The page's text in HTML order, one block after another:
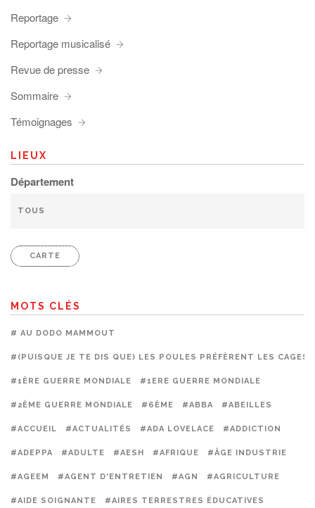
Reportage
Reportage musicalisé
Revue de presse
Sommaire
Témoignages
LIEUX
Département
CARTE
MOTS CLÉS
# AU DODO MAMMOUT
#(PUISQUE JE TE DIS QUE) LES POULES PRÉFÈRENT LES CAGES
#1ÈRE GUERRE MONDIALE #1ERE GUERRE MONDIALE
#2ÈME GUERRE MONDIALE #6ÈME #ABBA #ABEILLES
#ACCUEIL #ACTUALITÉS #ADA LOVELACE #ADDICTION
#ADEPPA #ADULTE #AESH #AFRIQUE #ÂGE INDUSTRIE
#AGEEM #AGENT D'ENTRETIEN #AGN #AGRICULTURE
#AIDE SOIGNANTE #AIRES TERRESTRES ÉDUCATIVES